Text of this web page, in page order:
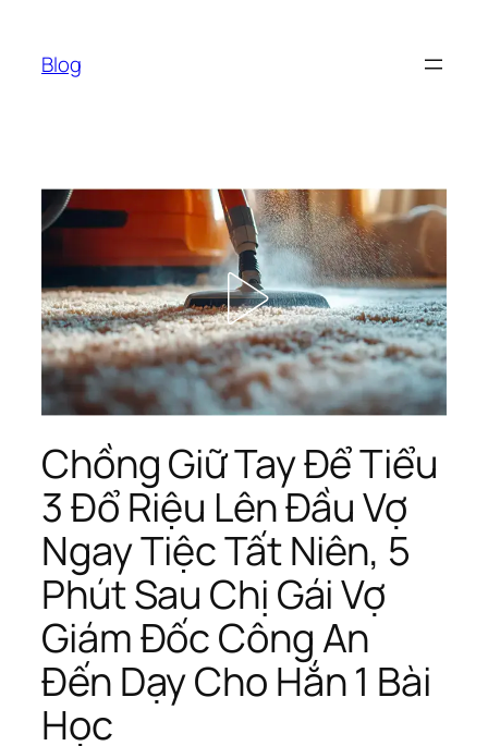
phầnBlog
Chồng Giữ Tay Để Tiểu
3 Đổ Riệu Lên Đầu Vợ
Ngay Tiệc Tất Niên, 5
Phút Sau Chị Gái Vợ
Giám Đốc Công An
Đến Dạy Cho Hắn 1 Bài
Học